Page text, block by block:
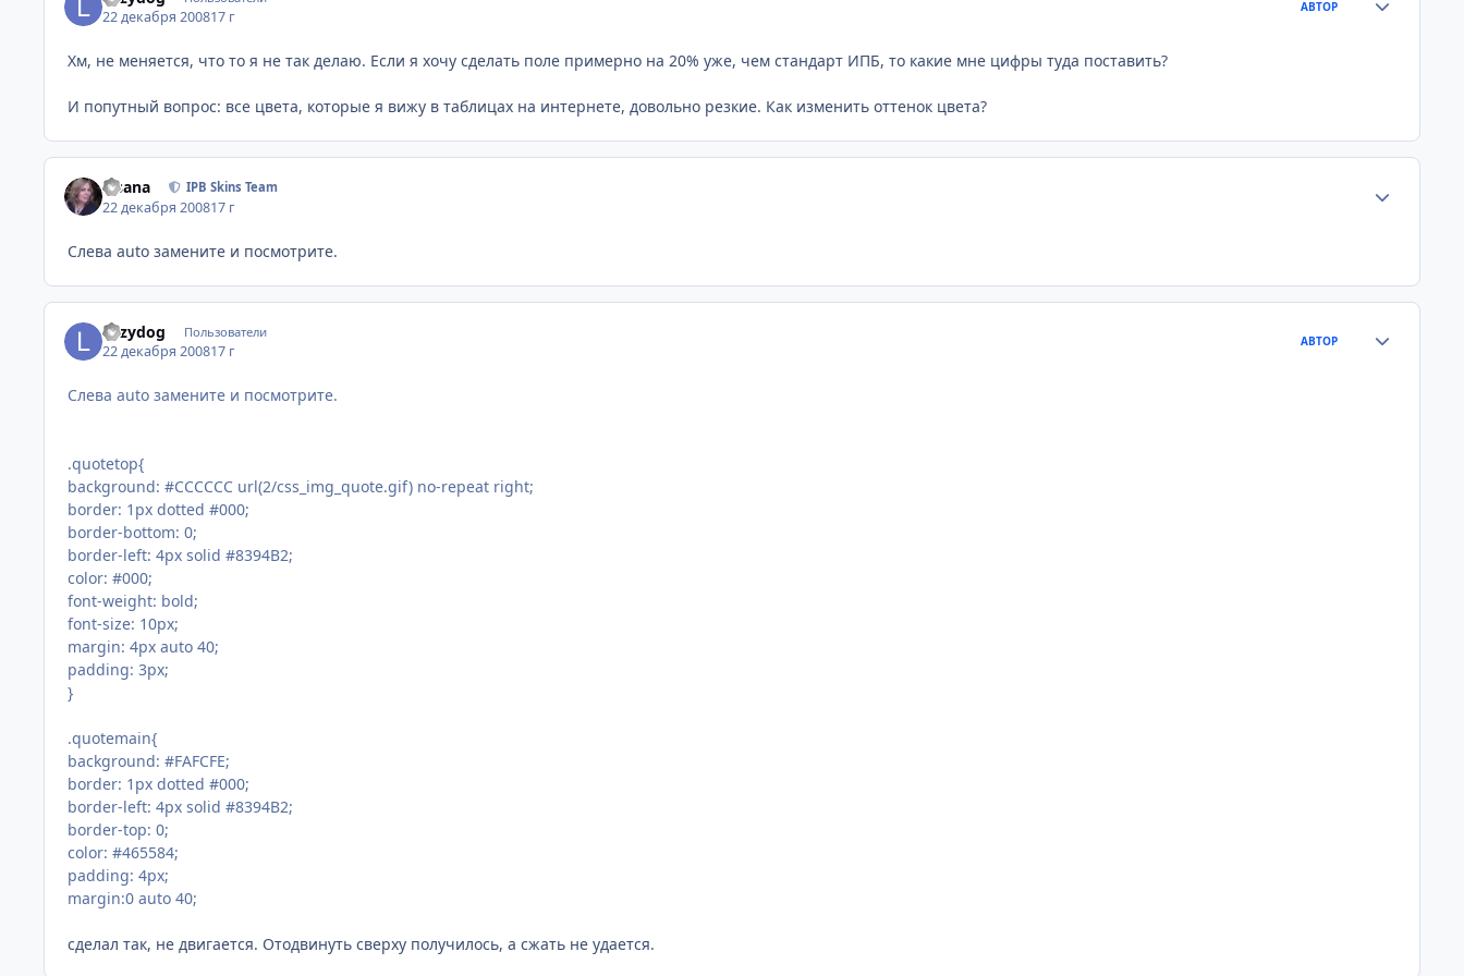
22 декабря 200817 г
АВТОР
Хм, не меняется, что то я не так делаю. Если я хочу сделать поле примерно на 20% уже, чем стандарт ИПБ, то какие мне цифры туда поставить?
И попутный вопрос: все цвета, которые я вижу в таблицах на интернете, довольно резкие. Как изменить оттенок цвета?
Fisana IPB Skins Team
22 декабря 200817 г
Слева auto замените и посмотрите.
Lazydog Пользователи
22 декабря 200817 г
АВТОР
Слева auto замените и посмотрите.
.quotetop{
background: #CCCCCC url(2/css_img_quote.gif) no-repeat right;
border: 1px dotted #000;
border-bottom: 0;
border-left: 4px solid #8394B2;
color: #000;
font-weight: bold;
font-size: 10px;
margin: 4px auto 40;
padding: 3px;
}
.quotemain{
background: #FAFCFE;
border: 1px dotted #000;
border-left: 4px solid #8394B2;
border-top: 0;
color: #465584;
padding: 4px;
margin:0 auto 40;
сделал так, не двигается. Отодвинуть сверху получилось, а сжать не удается.